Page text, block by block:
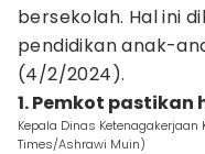
bersekolah. Hal ini
pendidikan anak-
(4/2/2024).
1. Pemkot
Kepala Dinas
Times/Ashrawi Muin)